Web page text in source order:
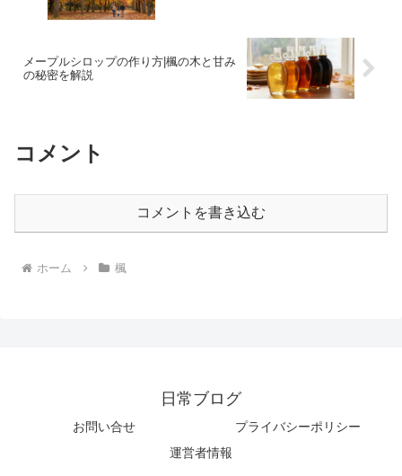
メープルシロップの作り方|楓の木と甘み
の秘密を解説
コメント
コメントを書き込む
ホーム 楓
日常ブログ
お問い合せ
プライバシーポリシー
運営者情報